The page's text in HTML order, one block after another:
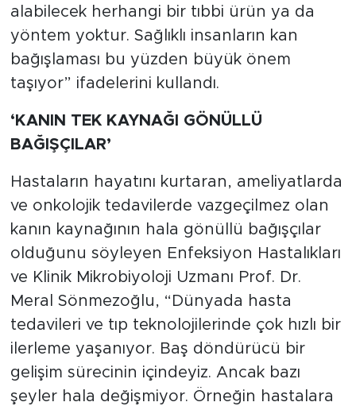
alabilecek herhangi bir tıbbi ürün ya da
yöntem yoktur. Sağlıklı insanların kan
bağışlaması bu yüzden büyük önem
taşıyor” ifadelerini kullandı.
‘KANIN TEK KAYNAĞI GÖNÜLLÜ
BAĞIŞÇILAR’
Hastaların hayatını kurtaran, ameliyatlarda
ve onkolojik tedavilerde vazgeçilmez olan
kanın kaynağının hala gönüllü bağışçılar
olduğunu söyleyen Enfeksiyon Hastalıkları
ve Klinik Mikrobiyoloji Uzmanı Prof. Dr.
Meral Sönmezoğlu, “Dünyada hasta
tedavileri ve tıp teknolojilerinde çok hızlı bir
ilerleme yaşanıyor. Baş döndürücü bir
gelişim sürecinin içindeyiz. Ancak bazı
şeyler hala değişmiyor. Örneğin hastalara